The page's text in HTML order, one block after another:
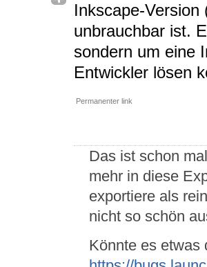
Inkscape-
unbrauchbar ist.
sondern um eine
Entwickler lösen
Permanenter link
Das ist schon
mehr in diese
exportiere als
nicht so schön
Könnte es etwas